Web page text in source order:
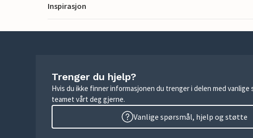
Inspirasjon
Trenger du hjelp?
Hvis du ikke finner informasjonen du trenger i delen med vanlige
teamet vårt deg gjerne.
Vanlige spørsmål, hjelp og støtte